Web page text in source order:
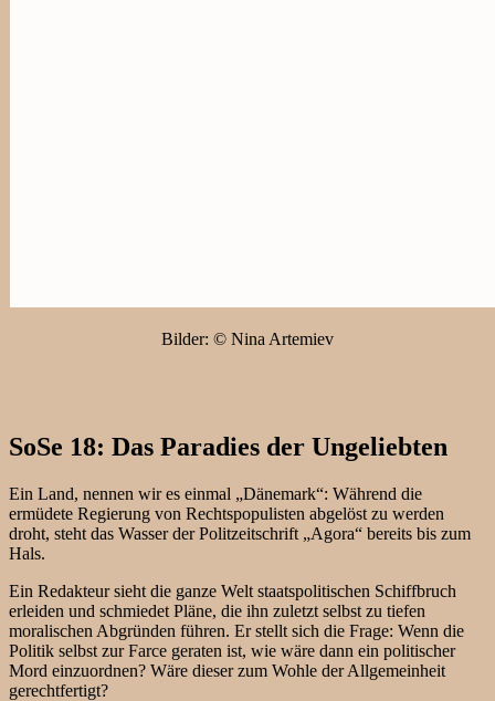
Bilder: © Nina Artemiev
SoSe 18: Das Paradies der Ungeliebten
Ein Land, nennen wir es einmal „Dänemark“: Während die
ermüdete Regierung von Rechtspopulisten abgelöst zu werden
droht, steht das Wasser der Politzeitschrift „Agora“ bereits bis zum
Hals.
Ein Redakteur sieht die ganze Welt staatspolitischen Schiffbruch
erleiden und schmiedet Pläne, die ihn zuletzt selbst zu tiefen
moralischen Abgründen führen. Er stellt sich die Frage: Wenn die
Politik selbst zur Farce geraten ist, wie wäre dann ein politischer
Mord einzuordnen? Wäre dieser zum Wohle der Allgemeinheit
gerechtfertigt?